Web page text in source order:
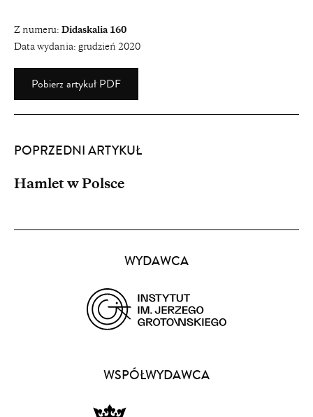
Z numeru: Didaskalia 160
Data wydania: grudzień 2020
Pobierz artykuł PDF
POPRZEDNI ARTYKUŁ
Hamlet w Polsce
WYDAWCA
WSPÓŁWYDAWCA